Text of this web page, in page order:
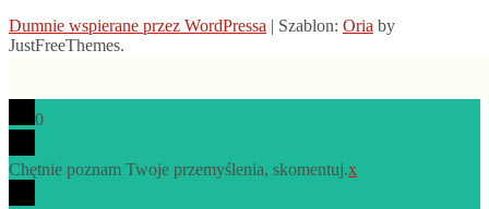
Dumnie wspierane przez WordPressa | Szablon: Oria by
JustFreeThemes.
0
Chętnie poznam Twoje przemyślenia, skomentuj.x